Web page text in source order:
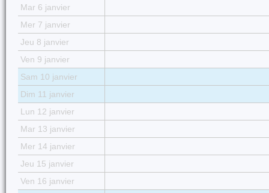
Mar 6 janvier
Mer 7 janvier
Jeu 8 janvier
Ven 9 janvier
Sam 10 janvier
Dim 11 janvier
Lun 12 janvier
Mar 13 janvier
Mer 14 janvier
Jeu 15 janvier
Ven 16 janvier